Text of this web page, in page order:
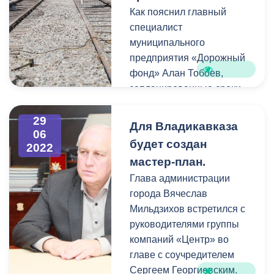
декоративного бетона.
Также в этом году будет
благоустроена улица
Чермена Баева от улицы
Генерала Плиева до
В этой части набережной
также будет уложена
брусчатка, установлены
новые опоры освещения,
заменены скамейки.
Работы на данном участке
планируется начать после
обновления дорожного
покрытия.
Напомним, работы
Как пояснил главный
специалист
муниципального
предприятия «Дорожный
фонд» Алан Тобоев,
запланированные сроки
Причиной задержки стала
несвоевременная
доставка стрелочных
переводов, а также
ухудшение погодных
условий.
29
06
2022
Для Владикавказа
будет создан
мастер-план.
Глава администрации
города Вячеслав
Мильдзихов встретился с
руководителями группы
компаний «Центр» во
главе с соучредителем
Сергеем Георгиевским.